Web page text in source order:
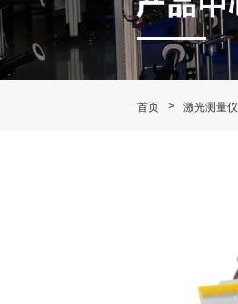
首页 > 激光测量仪